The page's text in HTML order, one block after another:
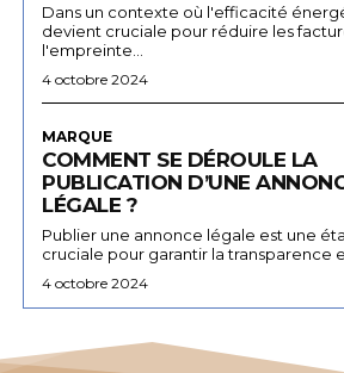
Dans un contexte où l'efficacité
devient cruciale pour réduire les
l'empreinte...
4 octobre 2024
MARQUE
COMMENT SE DÉROULE LA
PUBLICATION D’UNE
LÉGALE ?
Publier une annonce légale est une
cruciale pour garantir la transparence et
4 octobre 2024